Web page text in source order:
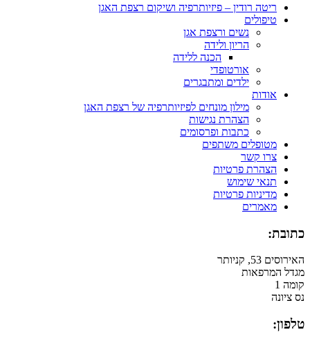
ריטה רודין – פיזיותרפיה ושיקום רצפת האגן
טיפולים
נשים ורצפת אגן
הריון ולידה
הכנה ללידה
אורטופדי
ילדים ומתבגרים
אודות
מילון מונחים לפיזיותרפיה של רצפת האגן
הצהרת נגישות
כתבות ופרסומים
מטופלים משתפים
צרו קשר
הצהרת פרטיות
תנאי שימוש
מדיניות פרטיות
מאמרים
כתובת:
האירוסים 53, קניותר
מגדל המרפאות
קומה 1
נס ציונה
טלפון: